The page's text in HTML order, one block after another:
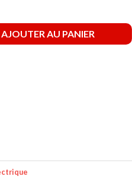
AJOUTER AU PANIER